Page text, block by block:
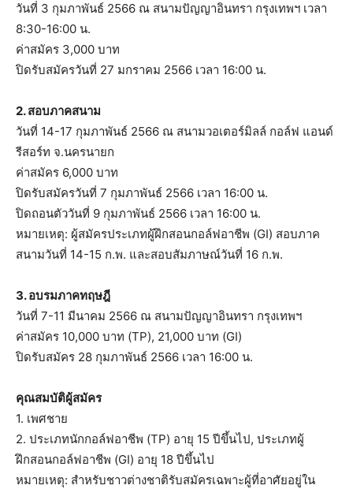
วันที่ 3 กุมภาพันธ์ 2566 ณ สนามปัญญาอินทรา กรุงเทพฯ เวลา
8:30-16:00 น.
ค่าสมัคร 3,000 บาท
ปิดรับสมัครวันที่ 27 มกราคม 2566 เวลา 16:00 น.
2. สอบภาคสนาม
วันที่ 14-17 กุมภาพันธ์ 2566 ณ สนามวอเตอร์มิลล์ กอล์ฟ แอนด์
รีสอร์ท จ.นครนายก
ค่าสมัคร 6,000 บาท
ปิดรับสมัครวันที่ 7 กุมภาพันธ์ 2566 เวลา 16:00 น.
ปิดถอนตัววันที่ 9 กุมภาพันธ์ 2566 เวลา 16:00 น.
หมายเหตุ: ผู้สมัครประเภทผู้ฝึกสอนกอล์ฟอาชีพ (GI) สอบภาค
สนามวันที่ 14-15 ก.พ. และสอบสัมภาษณ์วันที่ 16 ก.พ.
3. อบรมภาคทฤษฎี
วันที่ 7-11 มีนาคม 2566 ณ สนามปัญญาอินทรา กรุงเทพฯ
ค่าสมัคร 10,000 บาท (TP), 21,000 บาท (GI)
ปิดรับสมัคร 28 กุมภาพันธ์ 2566 เวลา 16:00 น.
คุณสมบัติผู้สมัคร
1. เพศชาย
2. ประเภทนักกอล์ฟอาชีพ (TP) อายุ 15 ปีขึ้นไป, ประเภทผู้
ฝึกสอนกอล์ฟอาชีพ (GI) อายุ 18 ปีขึ้นไป
หมายเหตุ: สำหรับชาวต่างชาติรับสมัครเฉพาะผู้ที่อาศัยอยู่ใน